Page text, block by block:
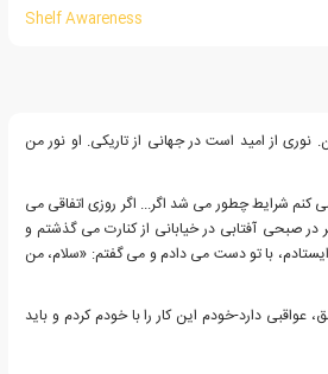
Shelf Awareness
نوری از امید است در جهانی از تاریکی. او نور من
کنم شرایط چطور می شد اگر... اگر روزی اتفاقی می
صبحی آفتابی در خیابانی از کنارت می گذشتم و
با تو دست می دادم و می گفتم: «سلام، من
دارد-خودم این کار را با خودم کردم و باید